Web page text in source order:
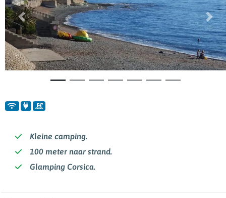
Vorige
Kleine camping.
100 meter naar strand.
Glamping Corsica.